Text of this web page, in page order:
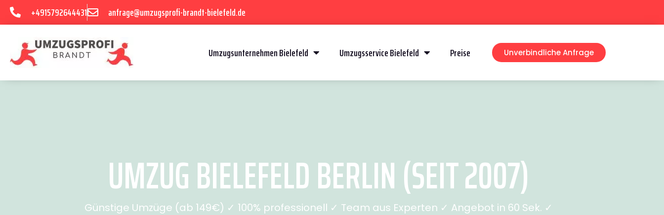
+4915792644431 anfrage@umzugsprofi-brandt-bielefeld.de
Umzugsunternehmen Bielefeld Umzugsservice Bielefeld Preise Unverbindliche Anfrage
UMZUG BIELEFELD BERLIN (SEIT 2007)
Günstige Umzüge (ab 149€) ✓ 100% professionell ✓ Team aus Experten ✓ Angebot in 60 Sek. ✓